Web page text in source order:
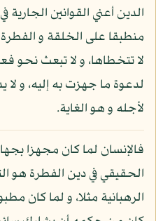
الدين أعني القوانين الجارية
منطبقا على الخلقة و
لا تتخطاها، و لا تبعث نحو
لدعوة ما جهزت به إليه، و لا
لأجله و هو الغاية.
فالإنسان لما كان مجهزا
الحقيقي في دين الفطرة هو
الرهبانية مثلا، و لما كان